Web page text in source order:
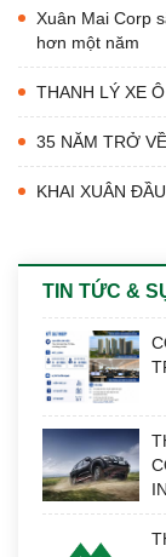
Xuân Mai Corp
hơn một năm
THANH LÝ XE
35 NĂM TRỞ
KHAI XUÂN
TIN TỨC &